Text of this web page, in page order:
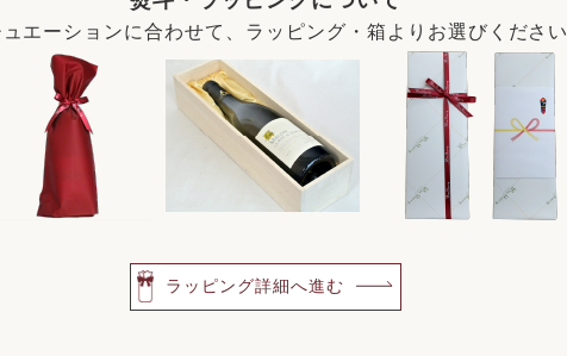
ュエーションに合わせて、ラッピング・箱よりお選びください
ラッピング詳細へ進む